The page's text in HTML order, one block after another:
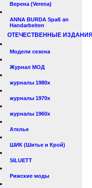
Верена (Verena)
ANNA BURDA Spaß an
Handarbeiten
ОТЕЧЕСТВЕННЫЕ ИЗДАНИЯ
Модели сезона
Журнал МОД
журналы 1980х
журналы 1970х
журналы 1960х
Ателье
ШИК (Шитье и Крой)
SILUETT
Рижские моды